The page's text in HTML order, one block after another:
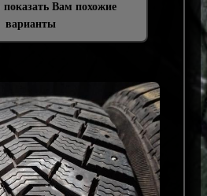
Вам похожие
варианты